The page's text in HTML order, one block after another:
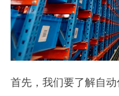
首先，我们要了解自动